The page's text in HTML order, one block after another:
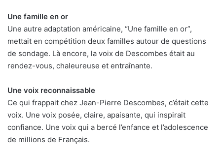
Une famille en or
Une autre adaptation américaine, “Une famille en or”,
mettait en compétition deux familles autour de questions
de sondage. Là encore, la voix de Descombes était au
rendez-vous, chaleureuse et entraînante.
Une voix reconnaissable
Ce qui frappait chez Jean-Pierre Descombes, c’était cette
voix. Une voix posée, claire, apaisante, qui inspirait
confiance. Une voix qui a bercé l’enfance et l’adolescence
de millions de Français.